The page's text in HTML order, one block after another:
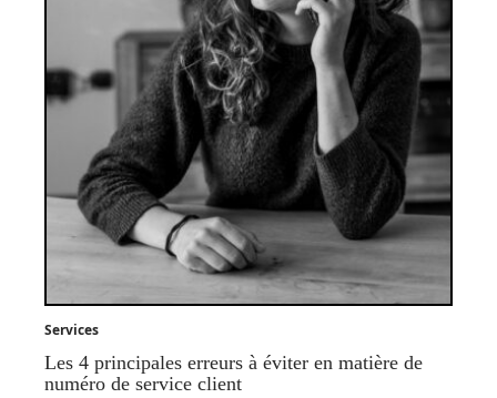
Services
Les 4 principales erreurs à éviter en matière de
numéro de service client